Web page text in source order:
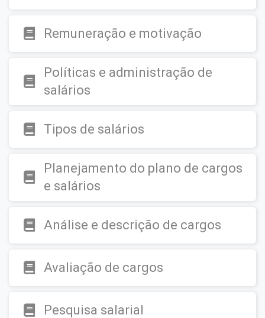
Remuneração e motivação
Políticas e administração de
salários
Tipos de salários
Planejamento do plano de cargos
e salários
Análise e descrição de cargos
Avaliação de cargos
Pesquisa salarial